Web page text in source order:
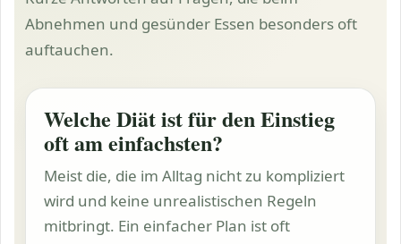
Abnehmen und gesünder Essen besonders oft
auftauchen.
Welche Diät ist für den Einstieg
oft am einfachsten?
Meist die, die im Alltag nicht zu kompliziert
wird und keine unrealistischen Regeln
mitbringt. Ein einfacher Plan ist oft